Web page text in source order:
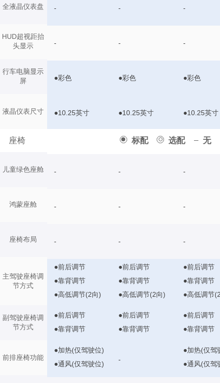
全液晶仪表盘
HUD超视距抬
头显示
行车电脑显示
屏
液晶仪表尺寸
座椅 标配 选配 无
儿童绿色座舱
鸿蒙座舱
座椅布局
主驾驶座椅调
节方式
副驾驶座椅调
节方式
前排座椅功能
- - -
- - -
●彩色 ●彩色 ●彩色
●10.25英寸 ●10.25英寸 ●10.25英寸
- - -
- - -
- - -
●前后调节
●靠背调节
●高低调节(2向)
●前后调节
●靠背调节
●高低调节(2向)
●前后调节
●靠背调节
●高低调节
●前后调节
●靠背调节
●前后调节
●靠背调节
●前后调节
●靠背调节
●加热(仅驾驶位)
●通风(仅驾驶位)
-
●加热(仅驾
●通风(仅驾